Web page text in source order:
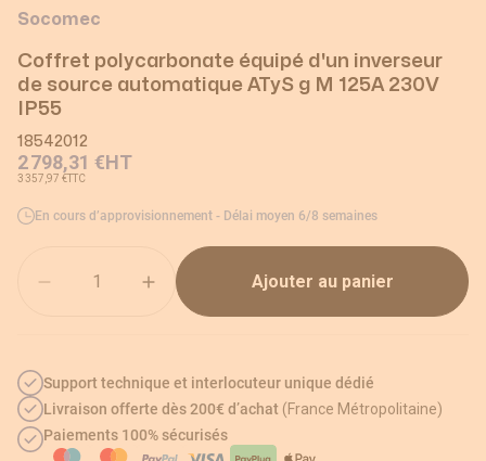
Socomec
Coffret polycarbonate équipé d'un inverseur
de source automatique ATyS g M 125A 230V
IP55
18542012
2 798,31 €HT
3 357,97 €TTC
En cours d’approvisionnement - Délai moyen 6/8 semaines
Ajouter au panier
Support technique et interlocuteur unique dédié
Livraison offerte dès 200€ d’achat (France Métropolitaine)
Paiements 100% sécurisés